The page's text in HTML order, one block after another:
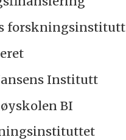
forskningsinstitutt
Institutt
BI